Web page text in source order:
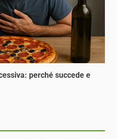
perché succede e